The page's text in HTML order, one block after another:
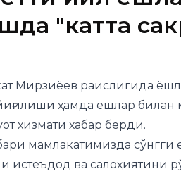
"катта
Мирзиёев раислигида
ҳамда ёшлар билан
хизмати хабар берди.
мамлакатимизда сўнгги
истеъдод ва салоҳиятини